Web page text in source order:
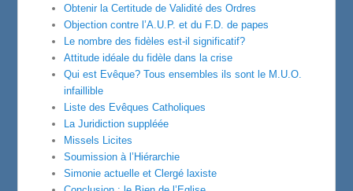
Obtenir la Certitude de Validité des Ordres
Objection contre l’A.U.P. et du F.D. de papes
Le nombre des fidèles est-il significatif?
Attitude idéale du fidèle dans la crise
Qui est Evêque? Tous ensembles ils sont le M.U.O.
infaillible
Liste des Evêques Catholiques
La Juridiction suppléée
Missels Licites
Soumission à l’Hiérarchie
Simonie actuelle et Clergé laxiste